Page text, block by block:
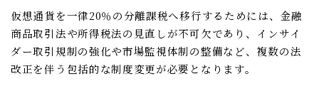
仮想通貨を一律20％の分離課税へ移行するためには、金融
商品取引法や所得税法の見直しが不可欠であり、インサイ
ダー取引規制の強化や市場監視体制の整備など、複数の法
改正を伴う包括的な制度変更が必要となります。